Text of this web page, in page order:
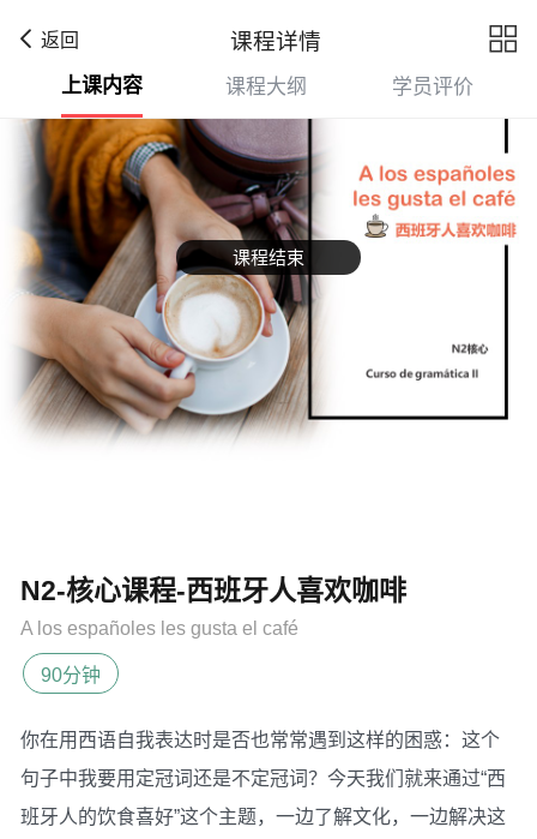
返回 课程详情 
课程结束
上课内容 课程大纲 学员评价
N2-核心课程-西班牙人喜欢咖啡
A los españoles les gusta el café
90分钟
你在用西语自我表达时是否也常常遇到这样的困惑：这个
句子中我要用定冠词还是不定冠词？今天我们就来通过“西
班牙人的饮食喜好”这个主题，一边了解文化，一边解决这